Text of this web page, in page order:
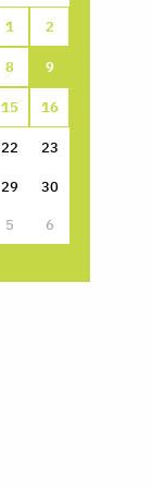
1 2
8 9
15 16
22 23
29 30
5 6